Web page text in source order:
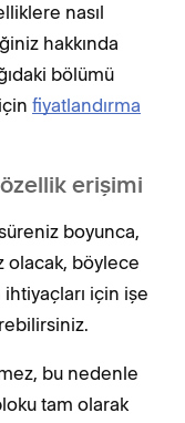
nasıl
hakkında
bölümü
fiyatlandırma
erişimi
boyunca,
olacak, böylece
için işe
bu nedenle
tam olarak